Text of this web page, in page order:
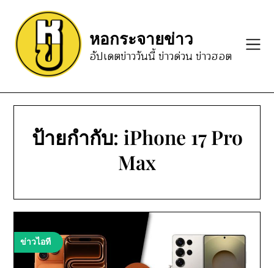
content
หอกระจายข่าว
อัปเดตข่าววันนี้ ข่าวด่วน ข่าวฮอต
ป้ายกำกับ: iPhone 17 Pro
Max
ข่าวไอที